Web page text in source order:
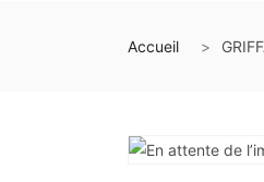
Accueil